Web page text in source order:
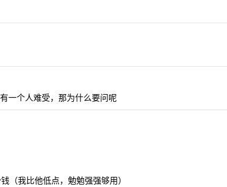
一个人难受，那为什么要问呢
（我比他低点，勉勉强强够用）